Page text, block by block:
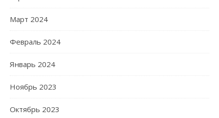
Март 2024
Февраль 2024
Январь 2024
Ноябрь 2023
Октябрь 2023